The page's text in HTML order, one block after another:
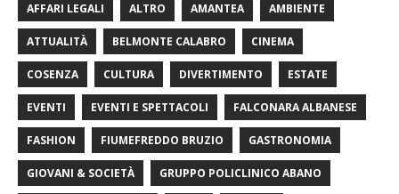
AFFARI LEGALI ALTRO AMANTEA AMBIENTE
ATTUALITÀ BELMONTE CALABRO CINEMA
COSENZA CULTURA DIVERTIMENTO ESTATE
EVENTI EVENTI E SPETTACOLI FALCONARA ALBANESE
FASHION FIUMEFREDDO BRUZIO GASTRONOMIA
GIOVANI & SOCIETÀ GRUPPO POLICLINICO ABANO